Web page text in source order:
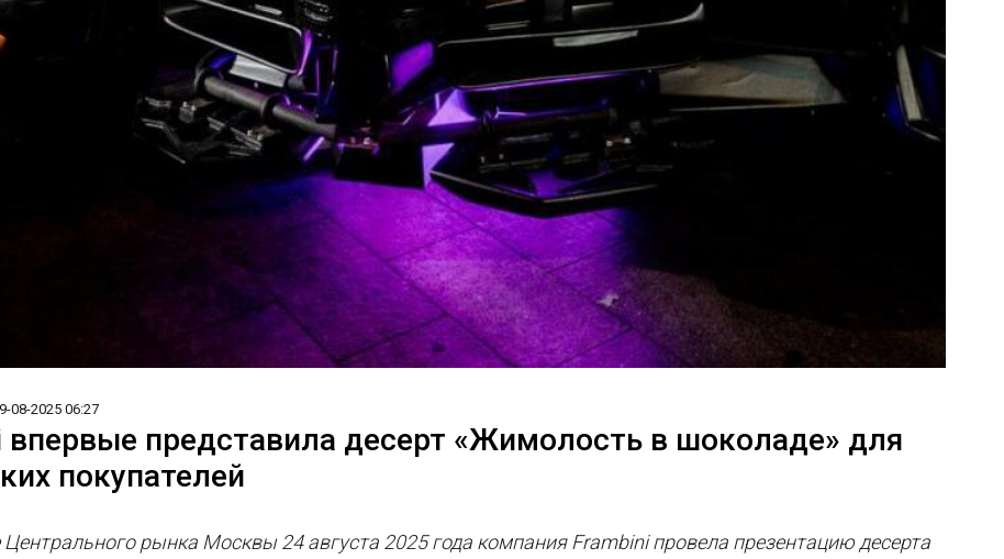
08-2025 06:27
впервые представила десерт «Жимолость в шоколаде» для
покупателей
рынка Москвы 24 августа 2025 года компания Frambini провела презентацию десерта